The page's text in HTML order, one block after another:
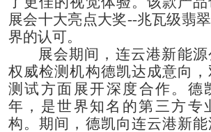
展会十大亮点大奖--兆瓦级翡
界的认可。
展会期间，连云港新能
权威检测机构德凯达成意向
测试方面展开深度合作。 德
年，是世界知名的第三方专
构。期间，德凯向连云港新